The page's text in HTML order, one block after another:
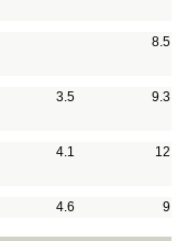
8.5
3.5
9.3
4.1
12
4.6 9